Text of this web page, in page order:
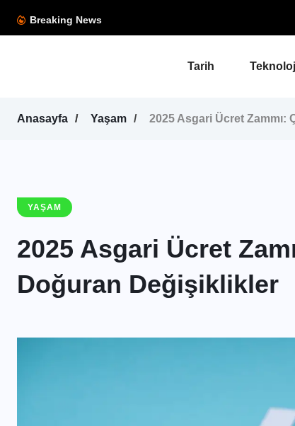
Breaking News
Tarih
Anasayfa Yaşam 2025 Asgari Ücret Zammı:
YAŞAM
2025 Asgari Ücret
Doğuran Değişiklikler